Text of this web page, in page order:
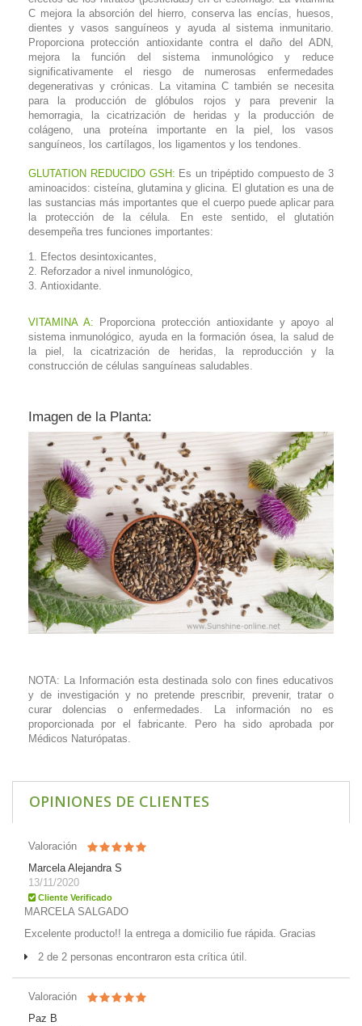
C mejora la absorción del hierro, conserva las encías, huesos,
dientes y vasos sanguíneos y ayuda al sistema inmunitario.
Proporciona protección antioxidante contra el daño del ADN,
mejora la función del sistema inmunológico y reduce
significativamente el riesgo de numerosas enfermedades
degenerativas y crónicas. La vitamina C también se necesita
para la producción de glóbulos rojos y para prevenir la
hemorragia, la cicatrización de heridas y la producción de
colágeno, una proteína importante en la piel, los vasos
sanguíneos, los cartílagos, los ligamentos y los tendones.
GLUTATION REDUCIDO GSH: Es un tripéptido compuesto de 3
aminoacidos: cisteína, glutamina y glicina. El glutation es una de
las sustancias más importantes que el cuerpo puede aplicar para
la protección de la célula. En este sentido, el glutatión
desempeña tres funciones importantes:
Efectos desintoxicantes,
Reforzador a nivel inmunológico,
Antioxidante.
VITAMINA A: Proporciona protección antioxidante y apoyo al
sistema inmunológico, ayuda en la formación ósea, la salud de
la piel, la cicatrización de heridas, la reproducción y la
construcción de células sanguíneas saludables.
Imagen de la Planta:
NOTA: La Información esta destinada solo con fines educativos
y de investigación y no pretende prescribir, prevenir, tratar o
curar dolencias o enfermedades. La información no es
proporcionada por el fabricante. Pero ha sido aprobada por
Médicos Naturópatas.
OPINIONES DE CLIENTES
Valoración
Marcela Alejandra S
13/11/2020
Cliente Verificado
MARCELA SALGADO
Excelente producto!! la entrega a domicilio fue rápida. Gracias
2 de 2 personas encontraron esta crítica útil.
Valoración
Paz B